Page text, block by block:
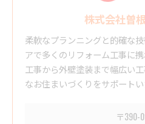
株式会社曽
柔軟なプランニングと的確な
アで多くのリフォーム工事に
工事から外壁塗装まで幅広い
なお住まいづくりをサポートい
〒390-